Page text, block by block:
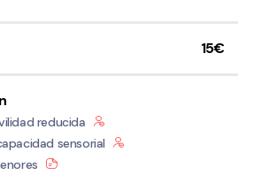
15€
reducida
sensorial